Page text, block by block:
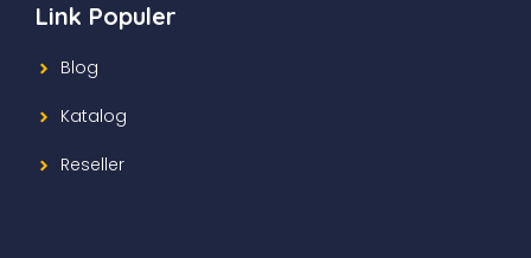
Link Populer
Blog
Katalog